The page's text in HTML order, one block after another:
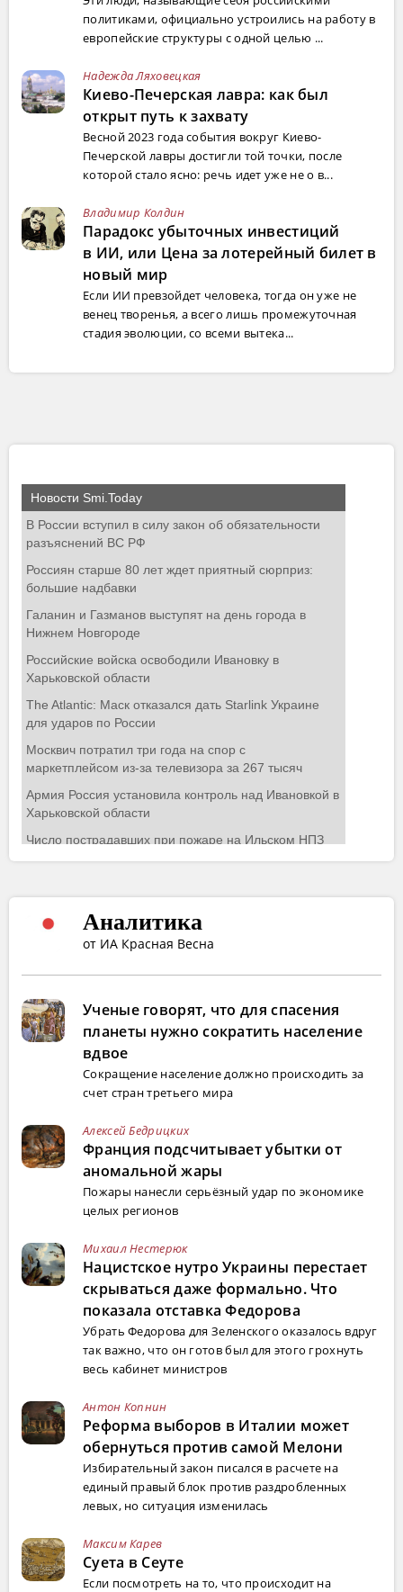
политиками, официально устроились на работу в
европейские структуры с одной целью ...
Надежда Ляховецкая
Киево-Печерская лавра: как был
открыт путь к захвату
Весной 2023 года события вокруг Киево-
Печерской лавры достигли той точки, после
которой стало ясно: речь идет уже не о в...
Владимир Колдин
Парадокс убыточных инвестиций
в ИИ, или Цена за лотерейный билет в
новый мир
Если ИИ превзойдет человека, тогда он уже не
венец творенья, а всего лишь промежуточная
стадия эволюции, со всеми вытека...
Аналитика
от ИА Красная Весна
Ученые говорят, что для спасения
планеты нужно сократить население
вдвое
Сокращение население должно происходить за
счет стран третьего мира
Алексей Бедрицких
Франция подсчитывает убытки от
аномальной жары
Пожары нанесли серьёзный удар по экономике
целых регионов
Михаил Нестерюк
Нацистское нутро Украины перестает
скрываться даже формально. Что
показала отставка Федорова
Убрать Федорова для Зеленского оказалось вдруг
так важно, что он готов был для этого грохнуть
весь кабинет министров
Антон Копнин
Реформа выборов в Италии может
обернуться против самой Мелони
Избирательный закон писался в расчете на
единый правый блок против раздробленных
левых, но ситуация изменилась
Максим Карев
Суета в Сеуте
Если посмотреть на то, что происходит на